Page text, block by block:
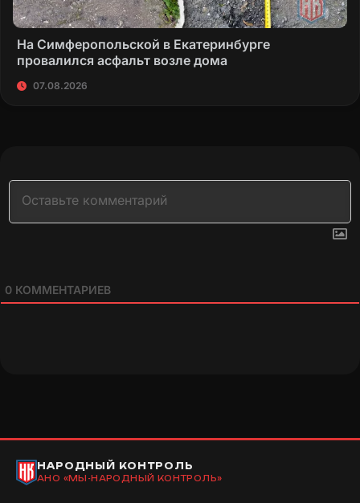
На Симферопольской в Екатеринбурге
провалился асфальт возле дома
07.08.2026
0 КОММЕНТАРИЕВ
НАРОДНЫЙ КОНТРОЛЬ
АНО «МЫ-НАРОДНЫЙ КОНТРОЛЬ»